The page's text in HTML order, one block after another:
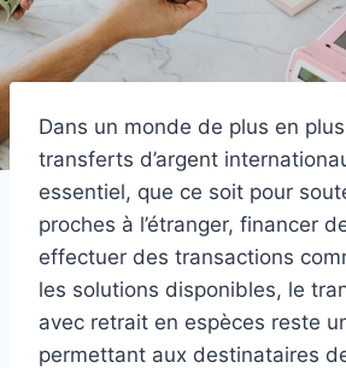
Dans un monde de plus en
transferts d’argent
essentiel, que ce soit pour
proches à l’étranger, financer
effectuer des transactions
les solutions disponibles, le
avec retrait en espèces reste
permettant aux destinataires